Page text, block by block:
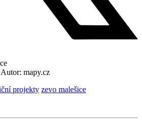
mapy.cz
projekty zevo malešice